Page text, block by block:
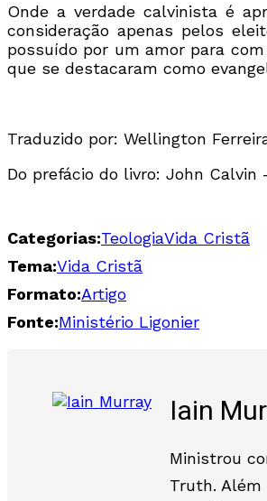
Onde a verdade calvinista é
consideração apenas pelos
possuído por um amor para
que se destacaram como
Traduzido por: Wellington
Do prefácio do livro: John
Categorias:TeologiaVida Cristã
Tema:Vida Cristã
Formato:Artigo
Fonte:Ministério Ligonier
Iain
Ministrou
Truth. Além